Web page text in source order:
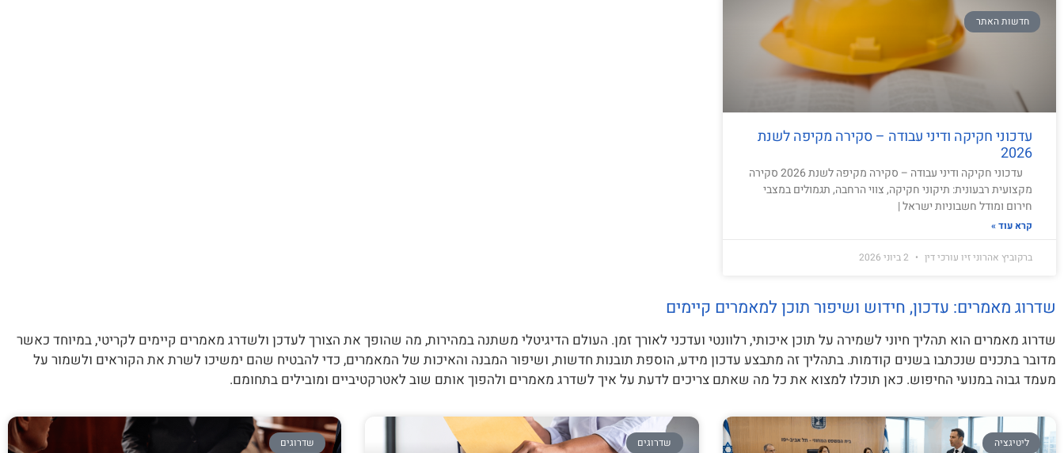
חדשות האתר
עדכוני חקיקה ודיני עבודה – סקירה מקיפה לשנת
2026
עדכוני חקיקה ודיני עבודה – סקירה מקיפה לשנת 2026 סקירה
מקצועית רבעונית: תיקוני חקיקה, צווי הרחבה, תגמולים במצבי
חירום ומודל חשבוניות ישראל |
קרא עוד »
ברקוביץ אהרוני זיו עורכי דין
שדרוג מאמרים: עדכון, חידוש ושיפור תוכן למאמרים קיימים
שדרוג מאמרים הוא תהליך חיוני לשמירה על תוכן איכותי, רלוונטי ועדכני לאורך זמן. העולם הדיגיטלי משתנה במהירות, מה שהופך את הצורך לעדכן ולשדרג מאמרים קיימים לקריטי, במיוחד כאשר
מדובר בתכנים שנכתבו בשנים קודמות. בתהליך זה מתבצע עדכון מידע, הוספת תובנות חדשות, ושיפור המבנה והאיכות של המאמרים, כדי להבטיח שהם ימשיכו לשרת את הקוראים ולשמור על
מעמד גבוה במנועי החיפוש. כאן תוכלו למצוא את כל מה שאתם צריכים לדעת על איך לשדרג מאמרים ולהפוך אותם שוב לאטרקטיביים ומובילים בתחומם.
ליטיגציה שדרוגים שדרוגים